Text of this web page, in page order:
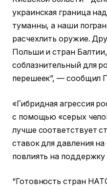
украинская граница
туманны, а наши
расчехлить оружие.
Польши и стран
соблазнительный для
перешеек”, — сообщил
«Гибридная агрессия
с помощью «серых
лучше соответствует
ставок для давления
повлиять на
“Готовность стран